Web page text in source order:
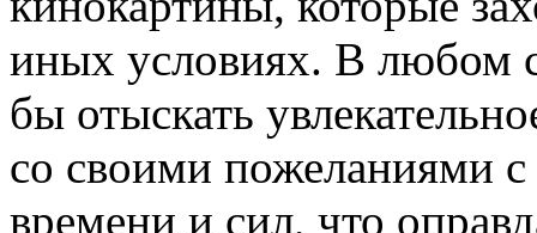
иных условиях. В любом
бы отыскать
со своими пожеланиями
времени и сил, что